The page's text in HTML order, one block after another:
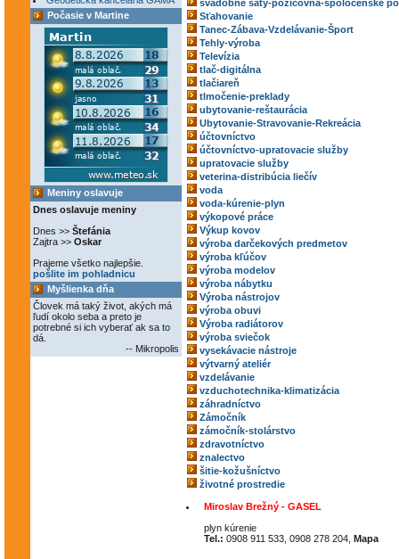
Počasie v Martine
Meniny oslavuje
Dnes oslavuje meniny
Dnes >> Štefánia
Zajtra >> Oskar
Prajeme všetko najlepšie.
pošlite im pohladnicu
Myšlienka dňa
Človek má taký život, akých má
ľudí okolo seba a preto je
potrebné si ich vyberať ak sa to
dá.
-- Mikropolis
svadobné šaty-požičovňa-spoločenské
Sťahovanie
Tanec-Zábava-Vzdelávanie-Šport
Tehly-výroba
Televízia
tlač-digitálna
tlačiareň
tlmočenie-preklady
ubytovanie-reštaurácia
Ubytovanie-Stravovanie-Rekreácia
účtovníctvo
účtovníctvo-upratovacie služby
upratovacie služby
veterina-distribúcia liečív
voda
voda-kúrenie-plyn
výkopové práce
Výkup kovov
výroba darčekových predmetov
výroba kľúčov
výroba modelov
výroba nábytku
Výroba nástrojov
výroba obuvi
Výroba radiátorov
výroba sviečok
vysekávacie nástroje
výtvarný ateliér
vzdelávanie
vzduchotechnika-klimatizácia
záhradníctvo
Zámočník
zámočník-stolárstvo
zdravotníctvo
znalectvo
šitie-kožušníctvo
životné prostredie
Miroslav Brežný - GASEL
plyn kúrenie
Tel.: 0908 911 533, 0908 278 204, Mapa